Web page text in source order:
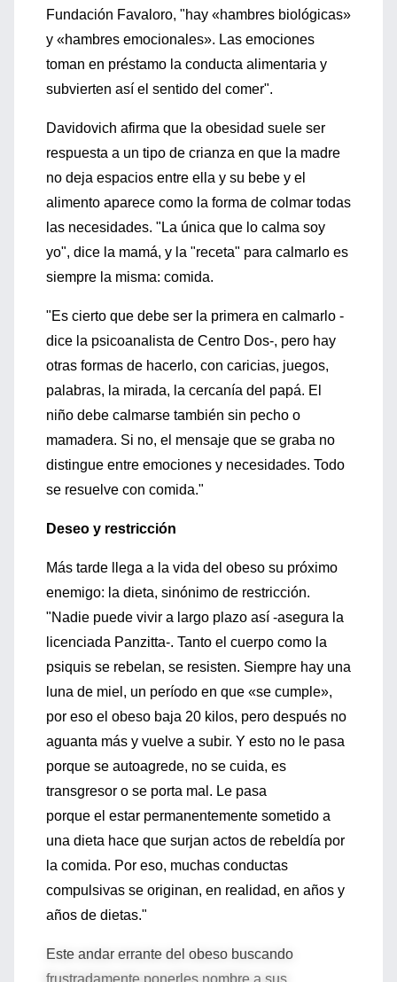
Fundación Favaloro, "hay «hambres biológicas»
y «hambres emocionales». Las emociones
toman en préstamo la conducta alimentaria y
subvierten así el sentido del comer".
Davidovich afirma que la obesidad suele ser
respuesta a un tipo de crianza en que la madre
no deja espacios entre ella y su bebe y el
alimento aparece como la forma de colmar todas
las necesidades. "La única que lo calma soy
yo", dice la mamá, y la "receta" para calmarlo es
siempre la misma: comida.
"Es cierto que debe ser la primera en calmarlo -
dice la psicoanalista de Centro Dos-, pero hay
otras formas de hacerlo, con caricias, juegos,
palabras, la mirada, la cercanía del papá. El
niño debe calmarse también sin pecho o
mamadera. Si no, el mensaje que se graba no
distingue entre emociones y necesidades. Todo
se resuelve con comida."
Deseo y restricción
Más tarde llega a la vida del obeso su próximo
enemigo: la dieta, sinónimo de restricción.
"Nadie puede vivir a largo plazo así -asegura la
licenciada Panzitta-. Tanto el cuerpo como la
psiquis se rebelan, se resisten. Siempre hay una
luna de miel, un período en que «se cumple»,
por eso el obeso baja 20 kilos, pero después no
aguanta más y vuelve a subir. Y esto no le pasa
porque se autoagrede, no se cuida, es
transgresor o se porta mal. Le pasa
porque el estar permanentemente sometido a
una dieta hace que surjan actos de rebeldía por
la comida. Por eso, muchas conductas
compulsivas se originan, en realidad, en años y
años de dietas."
Este andar errante del obeso buscando
frustradamente ponerles nombre a sus